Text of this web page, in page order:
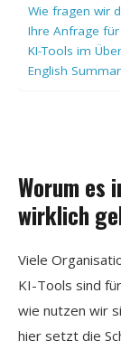
Wie fragen wir
Ihre Anfrage für
KI-Tools im
English
Worum es
wirklich
Viele
KI-Tools sind
wie nutzen wir
hier setzt die